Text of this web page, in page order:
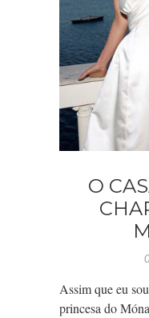
O
Assim que eu
princesa do